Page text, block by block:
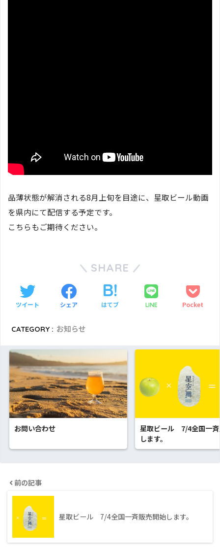
品薄状態が解消される8月上旬を目途に、星取ビール動画
を県内にて配信する予定です。
こちらもご期待ください。
SHARE
ツイート シェア はてブ LINE Pocket
CATEGORY : お知らせ
お問い合わせ
星取ビール 7/4全国一斉
します。
前の記事
星取ビール 7/4全国一斉販売開始します。